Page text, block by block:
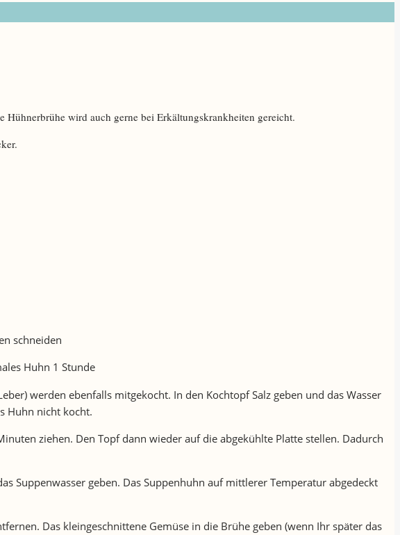
Hühnerbrühe wird auch gerne bei Erkältungskrankheiten gereicht.
schneiden
Huhn 1 Stunde
werden ebenfalls mitgekocht. In den Kochtopf Salz geben und das Wasser
Huhn nicht kocht.
ziehen. Den Topf dann wieder auf die abgekühlte Platte stellen. Dadurch
Suppenwasser geben. Das Suppenhuhn auf mittlerer Temperatur abgedeckt
Das kleingeschnittene Gemüse in die Brühe geben (wenn Ihr später das